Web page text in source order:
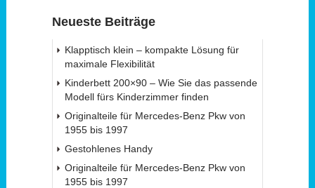
Neueste Beiträge
Klapptisch klein – kompakte Lösung für
maximale Flexibilität
Kinderbett 200×90 – Wie Sie das passende
Modell fürs Kinderzimmer finden
Originalteile für Mercedes-Benz Pkw von
1955 bis 1997
Gestohlenes Handy
Originalteile für Mercedes-Benz Pkw von
1955 bis 1997